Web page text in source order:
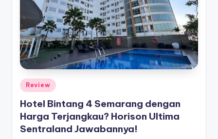
Posted
in
Review
Hotel Bintang 4 Semarang dengan
Harga Terjangkau? Horison Ultima
Sentraland Jawabannya!